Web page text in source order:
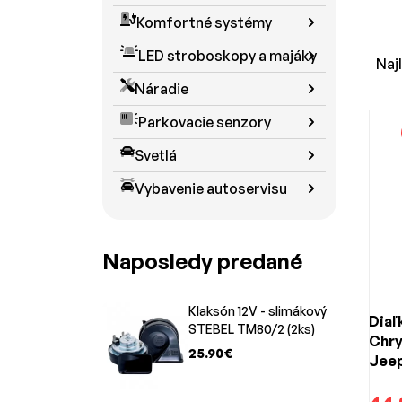
Komfortné systémy
LED stroboskopy a majáky
Náradie
Parkovacie senzory
Svetlá
Vybavenie autoservisu
Naposledy predané
Klaksón 12V - slimákový
STEBEL TM80/2 (2ks)
25.90€
V